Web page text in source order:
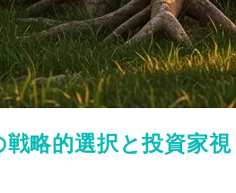
略的選択と投資家視